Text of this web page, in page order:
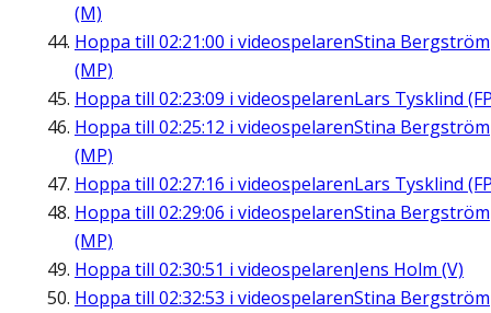
(M)
Hoppa till 02:21:00 i videospelarenStina Bergström
(MP)
Hoppa till 02:23:09 i videospelarenLars Tysklind
Hoppa till 02:25:12 i videospelarenStina Bergström
(MP)
Hoppa till 02:27:16 i videospelarenLars Tysklind
Hoppa till 02:29:06 i videospelarenStina Bergström
(MP)
Hoppa till 02:30:51 i videospelarenJens Holm (V)
Hoppa till 02:32:53 i videospelarenStina Bergström